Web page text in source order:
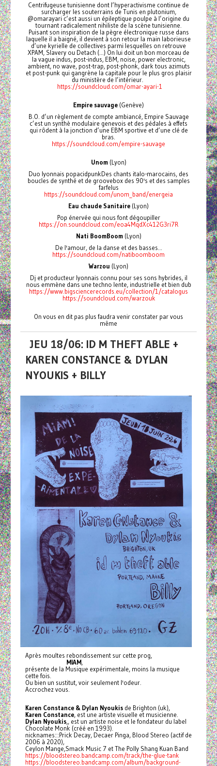
Centrifugeuse tunisienne dont l’hyperactivisme continue de
surcharger les souterrains de Tunis en plutonium,
@omarayari c’est aussi un épileptique poulpe à l’origine du
tournant radicalement nihiliste de la scène tunisienne.
Puisant son inspiration de la pègre électronique russe dans
laquelle il a baigné, il devient à son retour la main laborieuse
d’une kyrielle de collectives parmi lesquelles on retrouve
XPAM, Slavery ou Detach (...) On lui doit un bon morceau de
la vague indus, post-indus, EBM, noise, power electronic,
ambient, no wave, post-trap, post-phonk, dark tous azimuts
et post-punk qui gangrène la capitale pour le plus gros plaisir
du ministère de l’intérieur.
https://soundcloud.com/omar-ayari-1
Empire sauvage (Genève)
B.O. d’un règlement de compte ambiancé, Empire Sauvage
c’est un synthè modulaire genevois et des pédales à effets
qui rôdent à la jonction d’une EBM sportive et d’une clé de
bras.
https://soundcloud.com/empire-sauvage
Unom (Lyon)
Duo lyonnais popacidpunkDes chants italo-marocains, des
boucles de synthé et de groovebox des 90's et des samples
farfelus
https://soundcloud.com/unom_band/energeia
Eau chaude Sanitaire (Lyon)
Pop énervée qui nous font dégoupiller
https://on.soundcloud.com/eoa4MqdXc412G3ri7R
Nati BoomBoom(Lyon)
De l'amour, de la danse et des basses...
https://soundcloud.com/natiboomboom
Warzou (Lyon)
Dj et producteur lyonnais connu pour ses sons hybrides, il
nous emmène dans une techno lente, industrielle et bien dub
https://www.bigsciencerecords.eu/collection/1/catalogus
https://soundcloud.com/warzouk
On vous en dit pas plus faudra venir constater par vous
même
JEU 18/06: ID M THEFT ABLE +
KAREN CONSTANCE & DYLAN
NYOUKIS + BILLY
Après moultes rebondissement sur cette prog,
MIAM,
présente de la Musique expérimentale, moins la musique
cette fois.
Ou bien un sustitut, voir seulement l'odeur.
Accrochez vous.
Karen Constance & Dylan Nyoukisde Brighton (uk),
Karen Constance, est une artiste visuelle et musicienne.
Dylan Nyoukis,, est un artiste noise et le fondateur du label
Chocolate Monk (créé en 1993).
nicknames:::Prick Decay, Decaer Pinga, Blood Stereo (actif de
2006 à 2020),
Ceylon Mange,Smack Music 7 et The Polly Shang Kuan Band
https://bloodstereo.bandcamp.com/track/the-glue-tank
https://bloodstereo.bandcamp.com/album/background-